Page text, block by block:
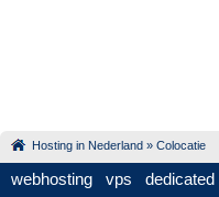
Hosting in Nederland » Colocatie
webhosting vps